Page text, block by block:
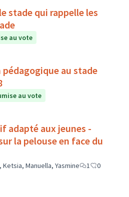
stade qui rappelle les
au vote
au stade
au vote
adapté aux jeunes -
la pelouse en face du
Manuella, Yasmine 1
0